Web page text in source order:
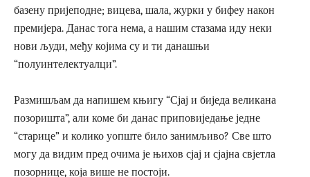
базену пријеподне; вицева, шала, журки у бифеу након
премијера. Данас тога нема, а нашим стазама иду неки
нови људи, међу којима су и ти данашњи
“полуинтелектуалци”.
Размишљам да напишем књигу “Сјај и биједа великана
позоришта”, али коме би данас приповиједање једне
“старице” и колико уопште било занимљиво? Све што
могу да видим пред очима је њихов сјај и сјајна свјетла
позорнице, која више не постоји.